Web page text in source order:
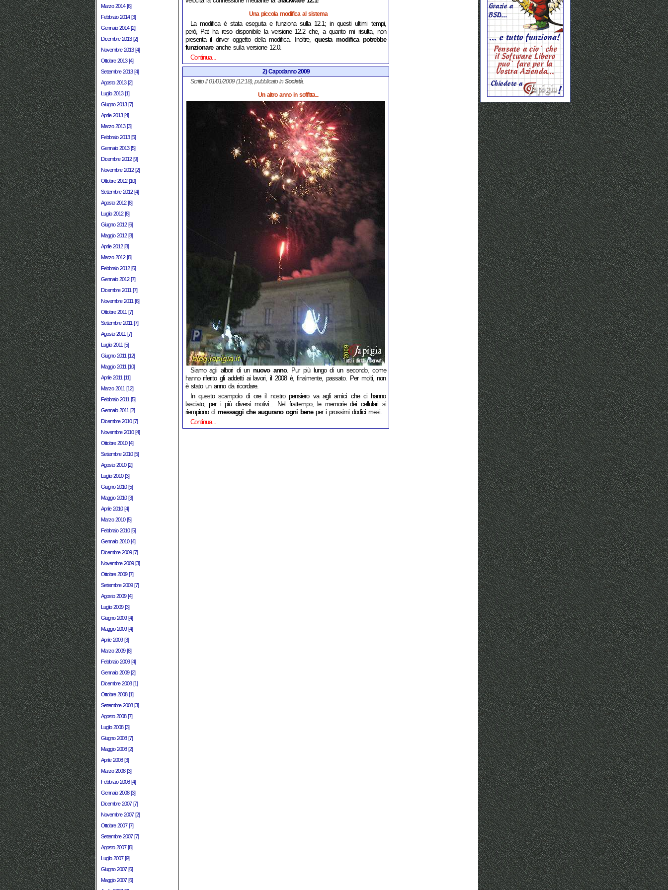
Marzo 2014 [6]
Febbraio 2014 [3]
Gennaio 2014 [2]
Dicembre 2013 [2]
Novembre 2013 [4]
Ottobre 2013 [4]
Settembre 2013 [4]
Agosto 2013 [2]
Luglio 2013 [1]
Giugno 2013 [7]
Aprile 2013 [4]
Marzo 2013 [3]
Febbraio 2013 [5]
Gennaio 2013 [5]
Dicembre 2012 [9]
Novembre 2012 [2]
Ottobre 2012 [10]
Settembre 2012 [4]
Agosto 2012 [8]
Luglio 2012 [8]
Giugno 2012 [6]
Maggio 2012 [8]
Aprile 2012 [8]
Marzo 2012 [8]
Febbraio 2012 [6]
Gennaio 2012 [7]
Dicembre 2011 [7]
Novembre 2011 [6]
Ottobre 2011 [7]
Settembre 2011 [7]
Agosto 2011 [7]
Luglio 2011 [5]
Giugno 2011 [12]
Maggio 2011 [10]
Aprile 2011 [11]
Marzo 2011 [12]
Febbraio 2011 [5]
Gennaio 2011 [2]
Dicembre 2010 [7]
Novembre 2010 [4]
Ottobre 2010 [4]
Settembre 2010 [5]
Agosto 2010 [2]
Luglio 2010 [3]
Giugno 2010 [5]
Maggio 2010 [3]
Aprile 2010 [4]
Marzo 2010 [5]
Febbraio 2010 [5]
Gennaio 2010 [4]
Dicembre 2009 [7]
Novembre 2009 [3]
Ottobre 2009 [7]
Settembre 2009 [7]
Agosto 2009 [4]
Luglio 2009 [3]
Giugno 2009 [4]
Maggio 2009 [4]
Aprile 2009 [3]
Marzo 2009 [8]
Febbraio 2009 [4]
Gennaio 2009 [2]
Dicembre 2008 [1]
Ottobre 2008 [1]
Settembre 2008 [3]
Agosto 2008 [7]
Luglio 2008 [3]
Giugno 2008 [7]
Maggio 2008 [2]
Aprile 2008 [3]
Marzo 2008 [3]
Febbraio 2008 [4]
Gennaio 2008 [3]
Dicembre 2007 [7]
Novembre 2007 [2]
Ottobre 2007 [7]
Settembre 2007 [7]
Agosto 2007 [8]
Luglio 2007 [9]
Giugno 2007 [6]
Maggio 2007 [6]
Una piccola modifica al sistema
La modifica è stata eseguita e funziona sulla 12.1; in questi ultimi tempi,
però, Pat ha reso disponibile la versione 12.2 che, a quanto mi risulta, non
presenta il driver oggetto della modifica. Inoltre, questa modifica potrebbe
funzionareanche sulla versione 12.0.
Continua...
2) Capodanno 2009
Scritto il 01/01/2009 (12:18), pubblicato in Società.
Un altro anno in soffitta...
Siamo agli albori di un nuovo anno. Pur più lungo di un secondo, come
hanno riferito gli addetti ai lavori, il 2008 è, finalmente, passato. Per molti, non
è stato un anno da ricordare.
In questo scampolo di ore il nostro pensiero va agli amici che ci hanno
lasciato, per i più diversi motivi... Nel frattempo, le memorie dei cellulari si
riempiono di messaggi che augurano ogni beneper i prossimi dodici mesi.
Continua...